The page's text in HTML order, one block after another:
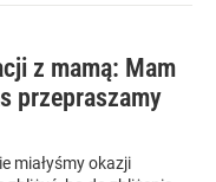
z mamą: Mam
przepraszamy
miałyśmy okazji